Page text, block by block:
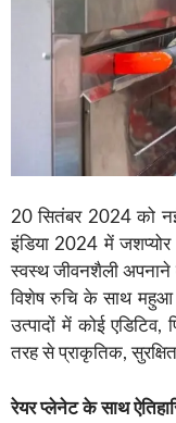
20 सितंबर 2024 को
इंडिया 2024 में
स्वस्थ जीवनशैली अपनाने
विशेष रुचि के साथ महुआ
उत्पादों में कोई एडिटिव,
तरह से प्राकृतिक,
रेयर प्लेनेट के साथ